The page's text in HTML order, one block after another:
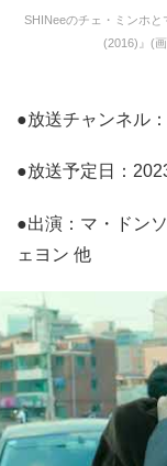
SHINeeのチェ・ミンホ
(2016)』(
●放送チャンネル
●放送予定日：
●出演：マ・ドン
ェヨン 他